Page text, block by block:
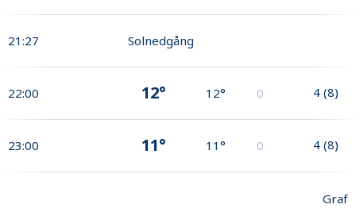
21:27 Solnedgång
22:00 12° 12° 0 4 (8)
23:00 11° 11° 0 4 (8)
Graf